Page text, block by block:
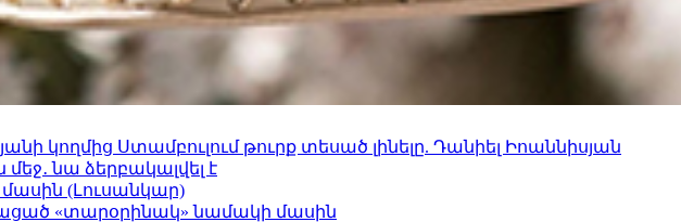
կողմից Ստամբուլում թուրք տեսած լինելը. Դանիել Իոաննիսյան
նա ձերբակալվել է
(Լուսանկար)
«տարօրինակ» նամակի մասին